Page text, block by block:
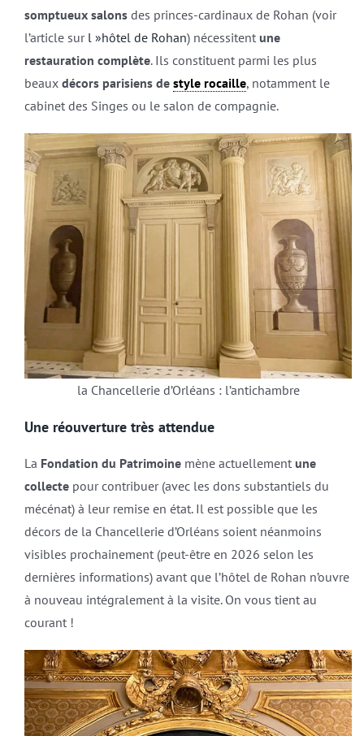
somptueux salonsdes princes-cardinaux de Rohan (voir
l’article sur l »hôtel de Rohan) nécessitent une
restauration complète. Ils constituent parmi les plus
beaux décors parisiens de style rocaille, notamment le
cabinet des Singes ou le salon de compagnie.
la Chancellerie d’Orléans : l’antichambre
Une réouverture très attendue
La Fondation du Patrimoinemène actuellement une
collectepour contribuer (avec les dons substantiels du
mécénat) à leur remise en état. Il est possible que les
décors de la Chancellerie d’Orléans soient néanmoins
visibles prochainement (peut-être en 2026 selon les
dernières informations) avant que l’hôtel de Rohan n’ouvre
à nouveau intégralement à la visite. On vous tient au
courant !